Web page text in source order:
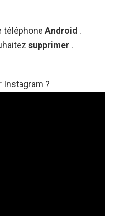
téléphone Android .
supprimer .
Instagram ?